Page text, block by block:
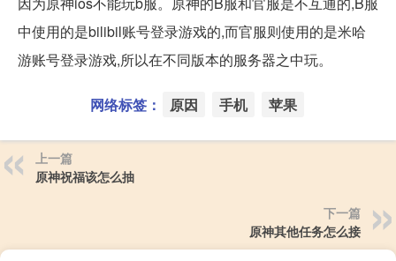
中使用的是bilibil账号登录游戏的,而官服则使用的是米哈
游账号登录游戏,所以在不同版本的服务器之中玩。
网络标签： 原因 手机 苹果
上一篇
原神祝福该怎么抽
下一篇
原神其他任务怎么接